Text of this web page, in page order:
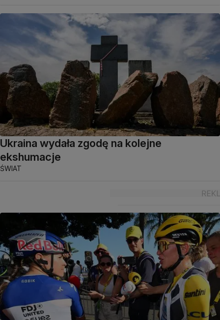
Ukraina wydała zgodę na kolejne
ekshumacje
ŚWIAT